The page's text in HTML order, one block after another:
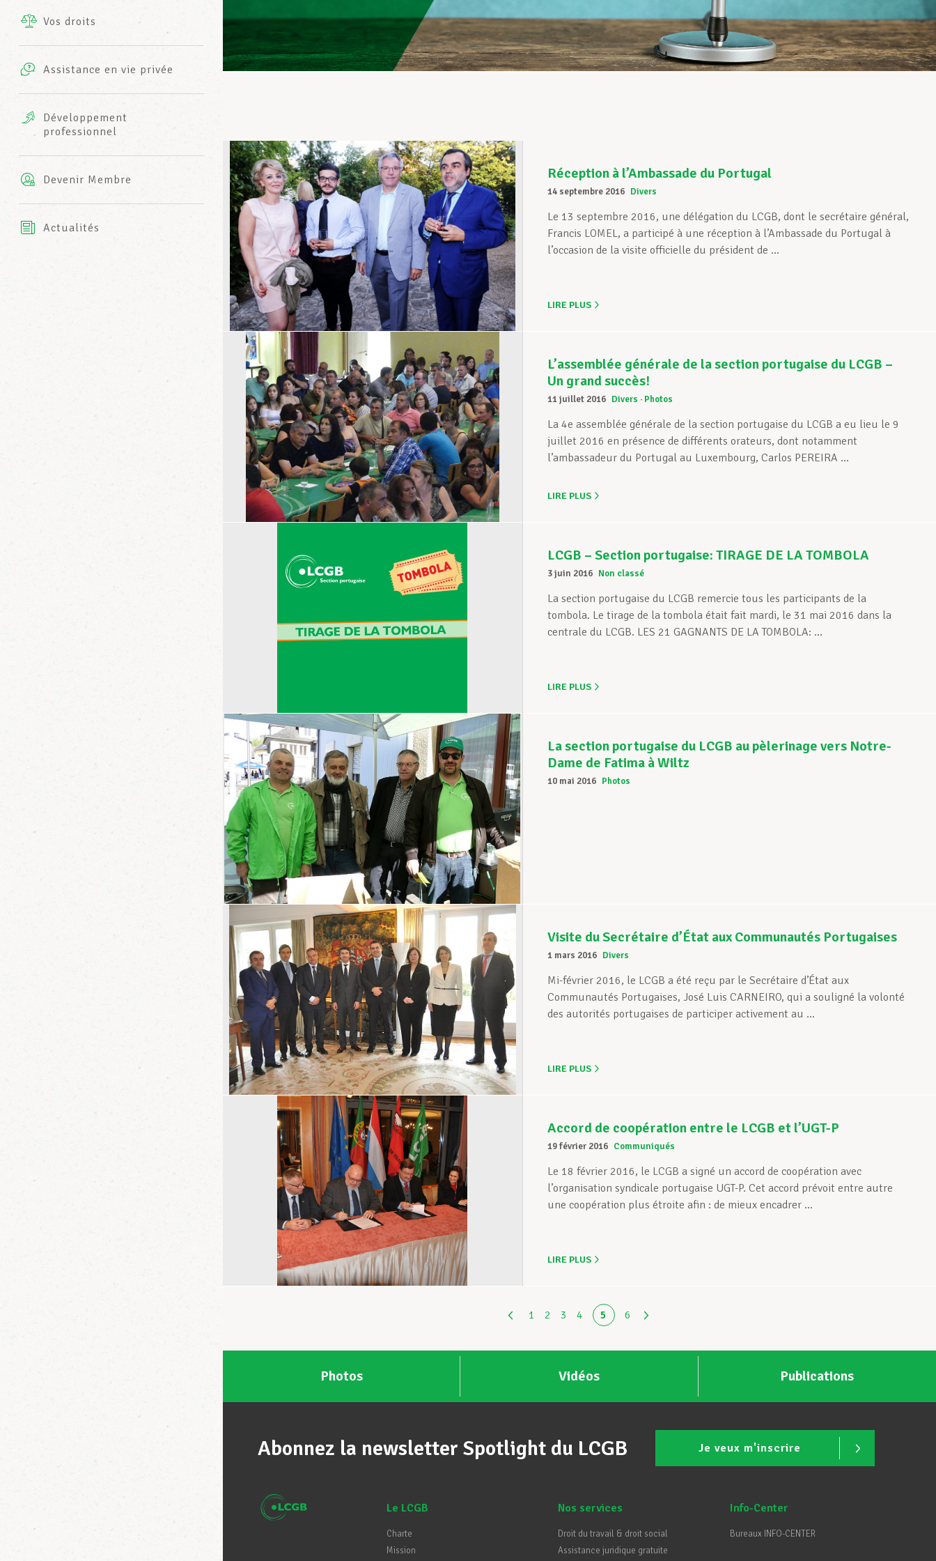
INFO-CENTER
Vos droits
Assistance en vie privée
complémentaires
AXA
Développement
professionnel
Devenir Membre
Actualités
Réception à l’Ambassade du Portugal
14 septembre 2016 Divers
Le 13 septembre 2016, une délégation du LCGB, dont le secrétaire général,
Francis LOMEL, a participé à une réception à l’Ambassade du Portugal à
l’occasion de la visite officielle du président de ...
LIRE PLUS
L’assemblée générale de la section portugaise du LCGB –
Un grand succès!
11 juillet 2016 Divers Photos
La 4e assemblée générale de la section portugaise du LCGB a eu lieu le 9
juillet 2016 en présence de différents orateurs, dont notamment
l’ambassadeur du Portugal au Luxembourg, Carlos PEREIRA ...
LIRE PLUS
LCGB – Section portugaise: TIRAGE DE LA TOMBOLA
3 juin 2016 Non classé
La section portugaise du LCGB remercie tous les participants de la
tombola. Le tirage de la tombola était fait mardi, le 31 mai 2016 dans la
centrale du LCGB. LES 21 GAGNANTS DE LA TOMBOLA: ...
LIRE PLUS
La section portugaise du LCGB au pèlerinage vers Notre-
Dame de Fatima à Wiltz
10 mai 2016 Photos
Visite du Secrétaire d’État aux Communautés Portugaises
1 mars 2016 Divers
Mi-février 2016, le LCGB a été reçu par le Secrétaire d’État aux
Communautés Portugaises, José Luis CARNEIRO, qui a souligné la volonté
des autorités portugaises de participer activement au ...
LIRE PLUS
Accord de coopération entre le LCGB et l’UGT-P
19 février 2016 Communiqués
Le 18 février 2016, le LCGB a signé un accord de coopération avec
l’organisation syndicale portugaise UGT-P. Cet accord prévoit entre autre
une coopération plus étroite afin : de mieux encadrer ...
LIRE PLUS
1 2 3 4 5 6
Photos Vidéos Publications
Abonnez la newsletter Spotlight du LCGB Je veux m'inscrire
Le LCGB
Charte
Mission
Nos services
Droit du travail & droit social
Assistance juridique gratuite
Info-Center
Bureaux INFO-CENTER